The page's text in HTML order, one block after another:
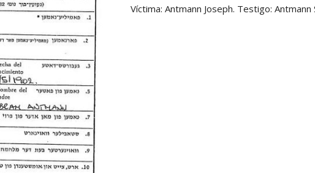
Víctima: Antmann Joseph. Testigo: Antmann